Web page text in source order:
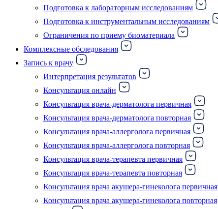
Подготовка к лабораторным исследованиям
Подготовка к инструментальным исследованиям
Ограничения по приему биоматериала
Комплексные обследования
Запись к врачу
Интерпретация результатов
Консультация онлайн
Консультация врача-дерматолога первичная
Консультация врача-дерматолога повторная
Консультация врача-аллерголога первичная
Консультация врача-аллерголога повторная
Консультация врача-терапевта первичная
Консультация врача-терапевта повторная
Консультация врача акушера-гинеколога первичная
Консультация врача акушера-гинеколога повторная